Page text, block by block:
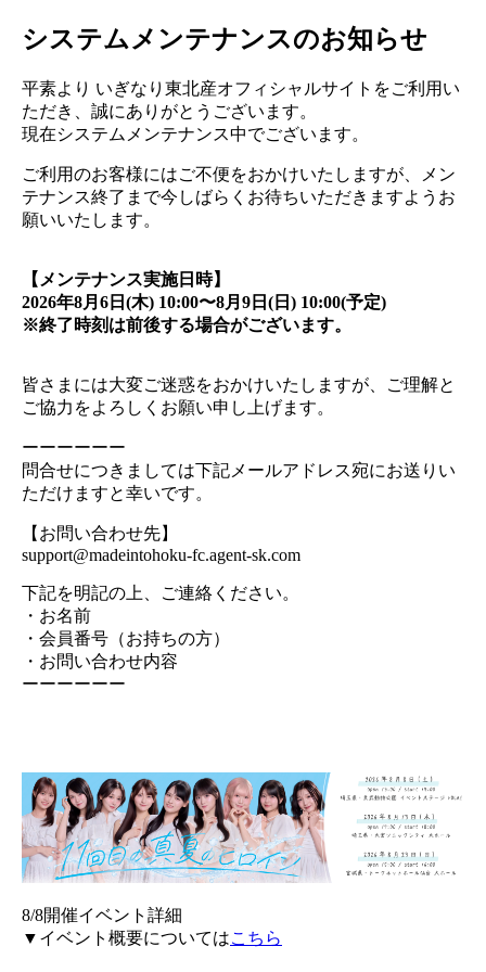
システムメンテナンスのお知らせ
平素より いぎなり東北産オフィシャルサイトをご利用い
ただき、誠にありがとうございます。
現在システムメンテナンス中でございます。
ご利用のお客様にはご不便をおかけいたしますが、メン
テナンス終了まで今しばらくお待ちいただきますようお
願いいたします。
【メンテナンス実施日時】
2026年8月6日(木) 10:00〜8月9日(日) 10:00(予定)
※終了時刻は前後する場合がございます。
皆さまには大変ご迷惑をおかけいたしますが、ご理解と
ご協力をよろしくお願い申し上げます。
ーーーーーー
問合せにつきましては下記メールアドレス宛にお送りい
ただけますと幸いです。
【お問い合わせ先】
support@madeintohoku-fc.agent-sk.com
下記を明記の上、ご連絡ください。
・お名前
・会員番号（お持ちの方）
・お問い合わせ内容
ーーーーーー
8/8開催イベント詳細
▼イベント概要についてはこちら